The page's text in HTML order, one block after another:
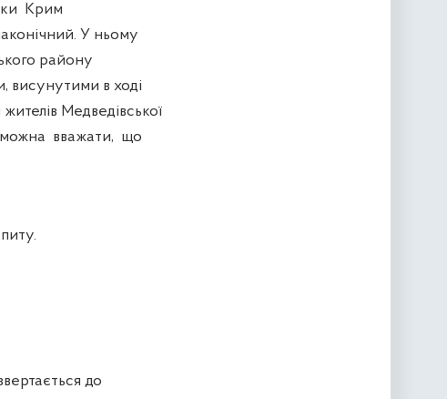
Крим
У ньому
району
висунутими в ході
Медведівської
можна вважати, що
до